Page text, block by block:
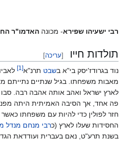
רבי ישעיהו שפירא- מכונה האדמו"ר
תולדות חייו [עריכה]
נוד בגרודז'יסק בי"א בשבט תרנ"א[
1
] לאביו
מאבות משפחתו. בגיל שנתיים נתייתם
לארץ ישראל ואהב אותה אהבה רבה. סבו
פה אחד, אך הסיבה האמיתית היתה
חזר לפולין כדי להיות עם משפחתו
החסידות שעלו לארץ (כרבי מנחם מנדל
בשנת תרע"ט, נאם בעברית ועודדאת